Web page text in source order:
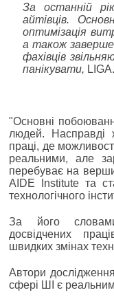
За останній
айтівців.
оптимізація
а також
фахівців
панікувати,
"Основні
людей. Насправді
праці, де
реальними, але
перебуває на
AIDE Institute та
технологічного
За його
досвідчених
швидких змінах
Автори
сфері ШІ є